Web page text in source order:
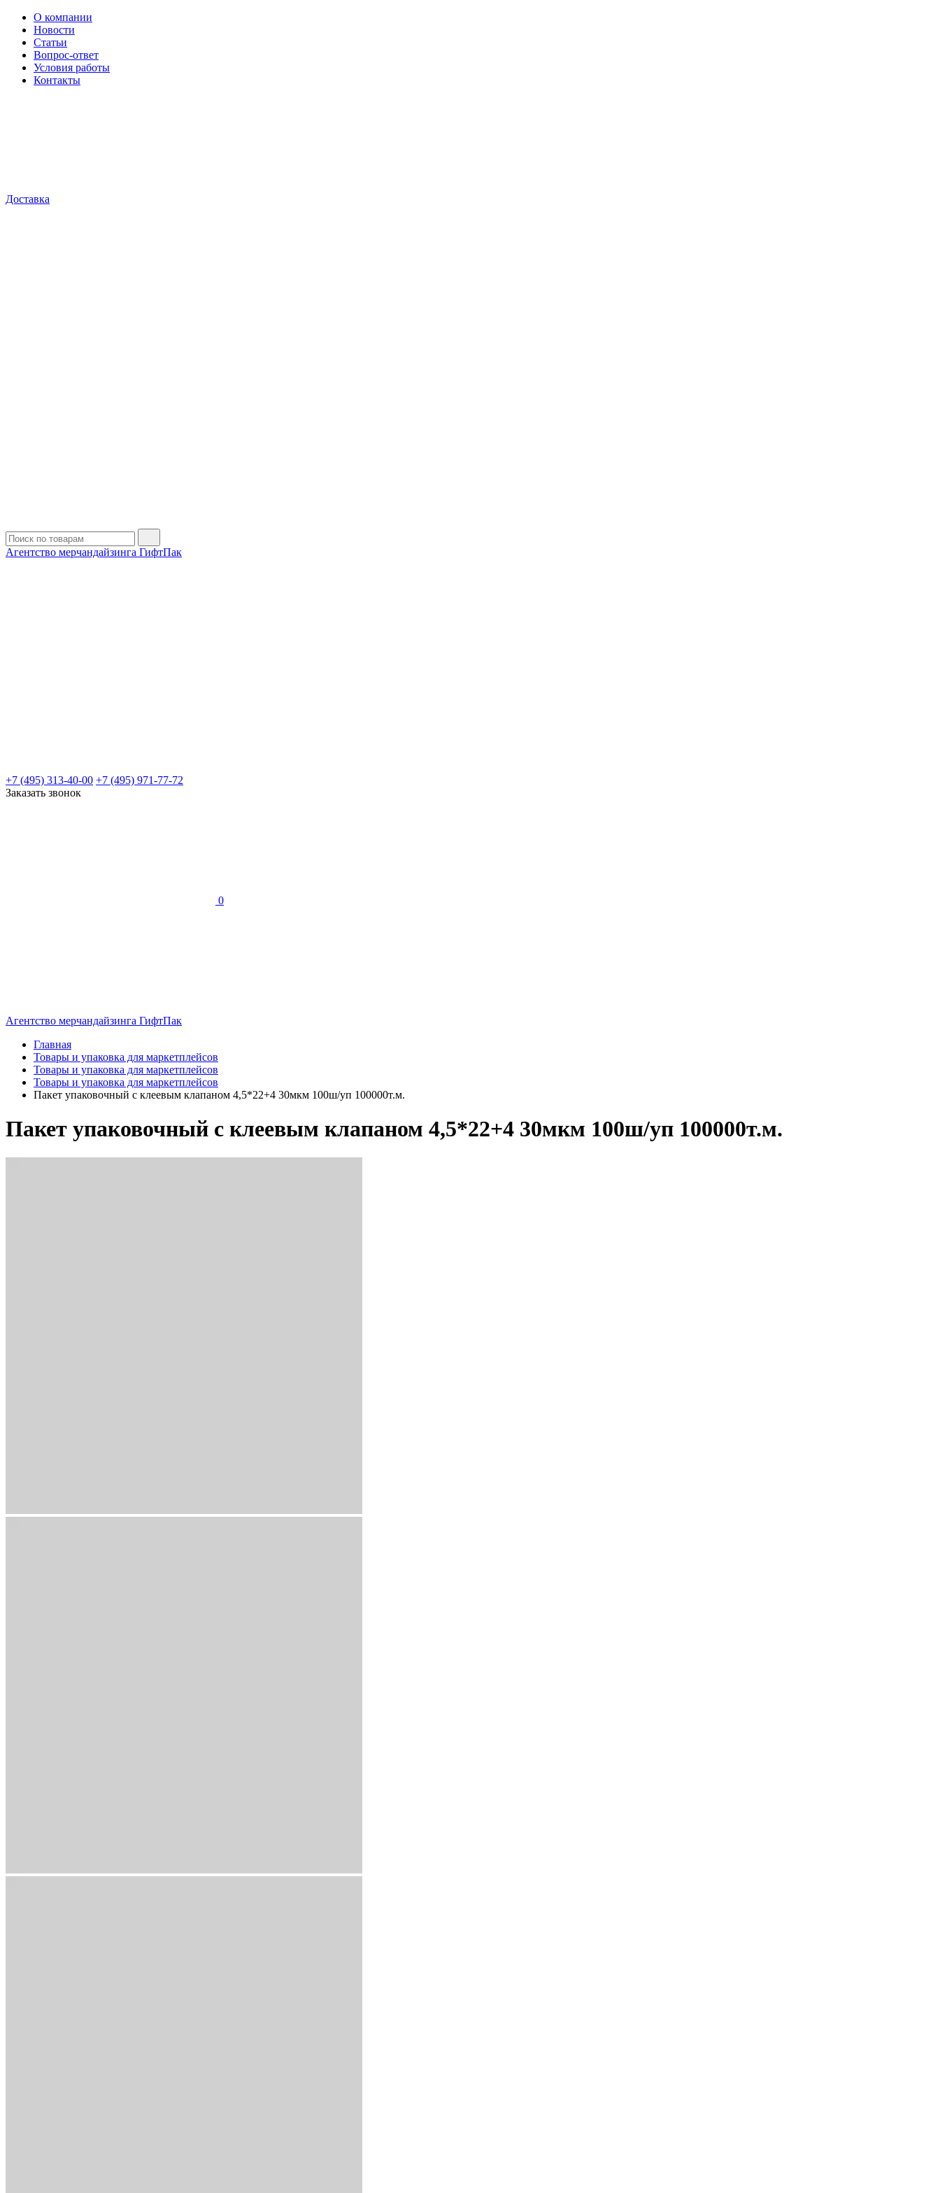
О компании
Новости
Статьи
Вопрос-ответ
Условия работы
Контакты
Доставка
Агентство мерчандайзинга ГифтПак
+7 (495) 313-40-00 +7 (495) 971-77-72
Заказать звонок
0
Агентство мерчандайзинга ГифтПак
Главная
Товары и упаковка для маркетплейсов
Товары и упаковка для маркетплейсов
Товары и упаковка для маркетплейсов
Пакет упаковочный с клеевым клапаном 4,5*22+4 30мкм 100ш/уп 100000т.м.
Пакет упаковочный с клеевым клапаном 4,5*22+4 30мкм 100ш/уп 100000т.м.